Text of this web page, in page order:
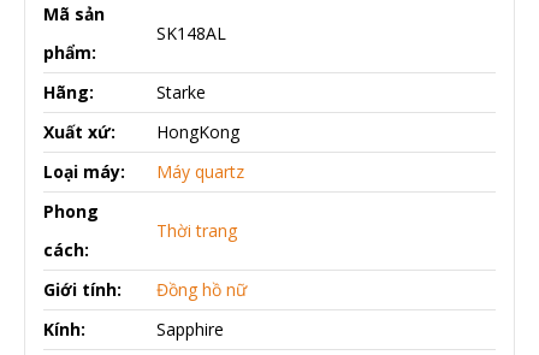
Mã sản
phẩm:
SK148AL
Hãng:
Starke
Xuất xứ:
HongKong
Loại máy:
Máy quartz
Phong
cách:
Thời trang
Giới tính:
Đồng hồ nữ
Kính:
Sapphire